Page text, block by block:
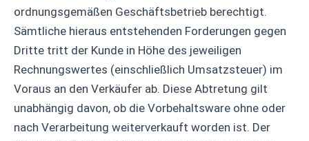
ordnungsgemäßen Geschäftsbetrieb berechtigt.
Sämtliche hieraus entstehenden Forderungen gegen
Dritte tritt der Kunde in Höhe des jeweiligen
Rechnungswertes (einschließlich Umsatzsteuer) im
Voraus an den Verkäufer ab. Diese Abtretung gilt
unabhängig davon, ob die Vorbehaltsware ohne oder
nach Verarbeitung weiterverkauft worden ist. Der